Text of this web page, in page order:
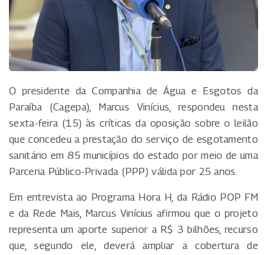
O presidente da Companhia de Água e Esgotos da
Paraíba (Cagepa), Marcus Vinícius, respondeu nesta
sexta-feira (15) às críticas da oposição sobre o leilão
que concedeu a prestação do serviço de esgotamento
sanitário em 85 municípios do estado por meio de uma
Parceria Público-Privada (PPP) válida por 25 anos.
Em entrevista ao Programa Hora H, da Rádio POP FM
e da Rede Mais, Marcus Vinícius afirmou que o projeto
representa um aporte superior a R$ 3 bilhões, recurso
que, segundo ele, deverá ampliar a cobertura de